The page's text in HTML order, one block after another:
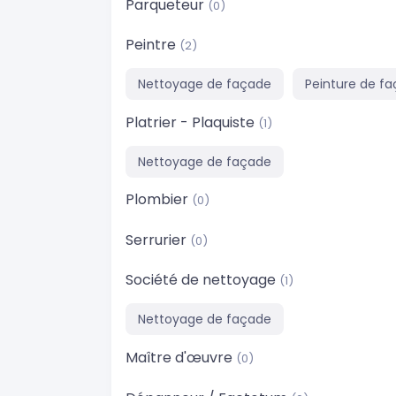
Parqueteur (0)
Peintre (2)
Nettoyage de façade Peinture de
Platrier - Plaquiste (1)
Nettoyage de façade
Plombier (0)
Serrurier (0)
Société de nettoyage (1)
Nettoyage de façade
Maître d'œuvre (0)